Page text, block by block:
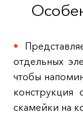
отдельных
чтобы
скамейки на